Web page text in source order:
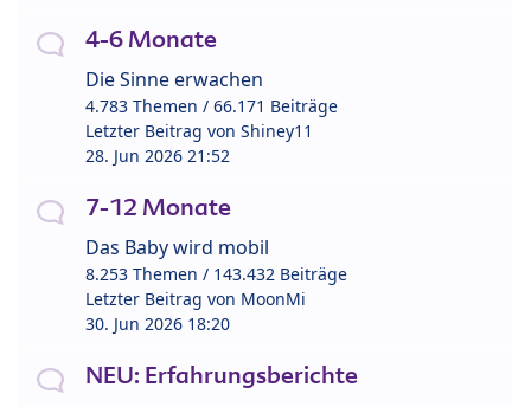
4-6 Monate
Die Sinne erwachen
4.783 Themen / 66.171 Beiträge
Letzter Beitrag von Shiney11
28. Jun 2026 21:52
7-12 Monate
Das Baby wird mobil
8.253 Themen / 143.432 Beiträge
Letzter Beitrag von MoonMi
30. Jun 2026 18:20
NEU: Erfahrungsberichte